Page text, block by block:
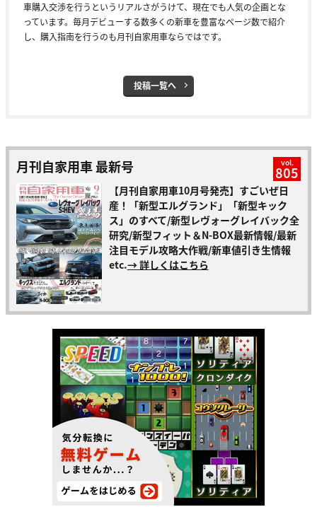
車購入交渉を行うというリアルさがうけて、現在でも人気の企画とな
っています。毎月デビューする数多くの新車を豊富なページ数で紹介
し、購入指南を行うのも月刊自家用車ならではです。
投稿一覧へ
月刊自家用車 最新号 vol.
805
【月刊自家用車10月号発売】すごいぜ日
産！「新型エルグランド」「新型キック
ス」のすべて/新型レヴォーグレイバック全
研究/新型フィット＆N-BOX最新情報/最新
注目モデル攻略大作戦/新車値引き生情報
etc.→ 詳しくはこちら